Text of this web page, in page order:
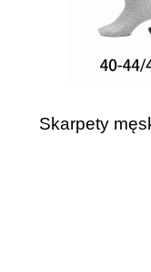
Skarpety